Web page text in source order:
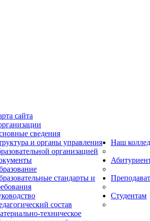
сайта
сведения
и органы управления
организацией
стандарты и
состав
техническое
Наш
Студентам